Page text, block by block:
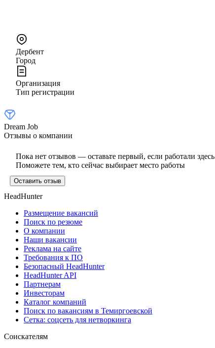
Дербент
Город
Организация
Тип регистрации
Dream Job
Отзывы о компании
Пока нет отзывов — оставьте первый, если работали здесь
Поможете тем, кто сейчас выбирает место работы
Оставить отзыв
HeadHunter
Размещение вакансий
Поиск по резюме
О компании
Наши вакансии
Реклама на сайте
Требования к ПО
Безопасный HeadHunter
HeadHunter API
Партнерам
Инвесторам
Каталог компаний
Поиск по вакансиям в Темиргоевской
Сетка: соцсеть для нетворкинга
Соискателям